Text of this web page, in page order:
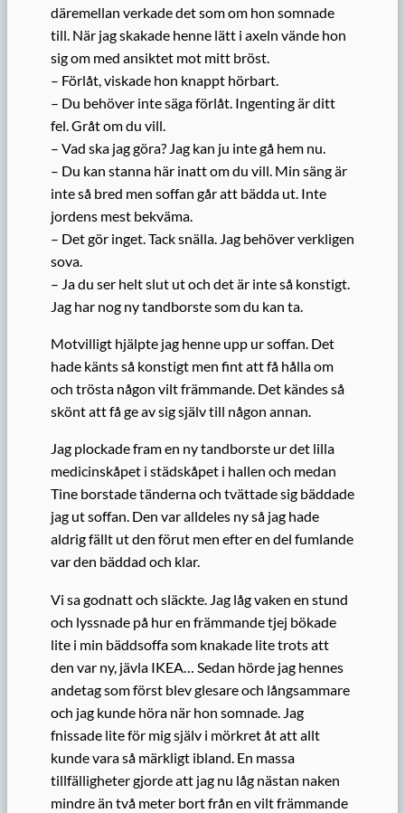
däremellan verkade det som om hon somnade
till. När jag skakade henne lätt i axeln vände hon
sig om med ansiktet mot mitt bröst.
– Förlåt, viskade hon knappt hörbart.
– Du behöver inte säga förlåt. Ingenting är ditt
fel. Gråt om du vill.
– Vad ska jag göra? Jag kan ju inte gå hem nu.
– Du kan stanna här inatt om du vill. Min säng är
inte så bred men soffan går att bädda ut. Inte
jordens mest bekväma.
– Det gör inget. Tack snälla. Jag behöver verkligen
sova.
– Ja du ser helt slut ut och det är inte så konstigt.
Jag har nog ny tandborste som du kan ta.
Motvilligt hjälpte jag henne upp ur soffan. Det
hade känts så konstigt men fint att få hålla om
och trösta någon vilt främmande. Det kändes så
skönt att få ge av sig själv till någon annan.
Jag plockade fram en ny tandborste ur det lilla
medicinskåpet i städskåpet i hallen och medan
Tine borstade tänderna och tvättade sig bäddade
jag ut soffan. Den var alldeles ny så jag hade
aldrig fällt ut den förut men efter en del fumlande
var den bäddad och klar.
Vi sa godnatt och släckte. Jag låg vaken en stund
och lyssnade på hur en främmande tjej bökade
lite i min bäddsoffa som knakade lite trots att
den var ny, jävla IKEA… Sedan hörde jag hennes
andetag som först blev glesare och långsammare
och jag kunde höra när hon somnade. Jag
fnissade lite för mig själv i mörkret åt att allt
kunde vara så märkligt ibland. En massa
tillfälligheter gjorde att jag nu låg nästan naken
mindre än två meter bort från en vilt främmande